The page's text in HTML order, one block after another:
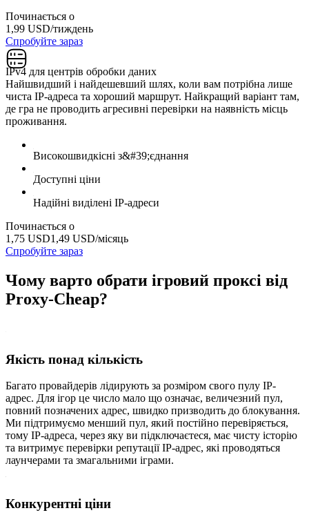
Починається о
1,99 USD/тиждень
Спробуйте зараз
IPv4 для центрів обробки даних
Найшвидший і найдешевший шлях, коли вам потрібна лише
чиста IP-адреса та хороший маршрут. Найкращий варіант там,
де гра не проводить агресивні перевірки на наявність місць
проживання.
Високошвидкісні з&#39;єднання
Доступні ціни
Надійні виділені IP-адреси
Починається о
1,75 USD1,49 USD/місяць
Спробуйте зараз
Чому варто обрати ігровий проксі від
Proxy-Cheap?
Якість понад кількість
Багато провайдерів лідирують за розміром свого пулу IP-
адрес. Для ігор це число мало що означає, величезний пул,
повний позначених адрес, швидко призводить до блокування.
Ми підтримуємо менший пул, який постійно перевіряється,
тому IP-адреса, через яку ви підключаєтеся, має чисту історію
та витримує перевірки репутації IP-адрес, які проводяться
лаунчерами та змагальними іграми.
Конкурентні ціни